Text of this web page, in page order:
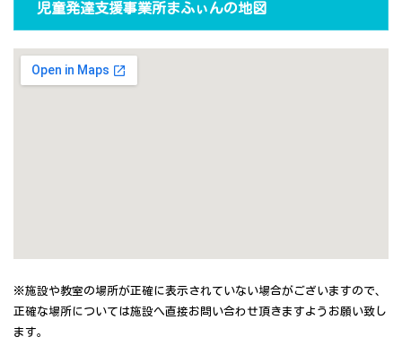
児童発達支援事業所まふぃんの地図
※施設や教室の場所が正確に表示されていない場合がございますので、
正確な場所については施設へ直接お問い合わせ頂きますようお願い致し
ます。